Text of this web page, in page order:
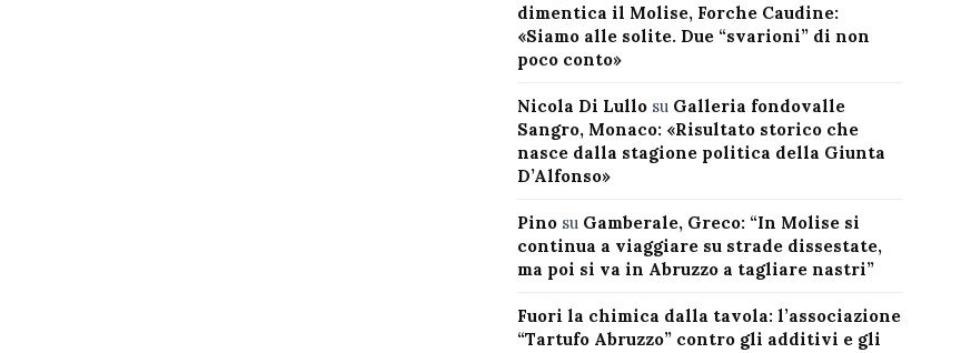
dimentica il Molise, Forche Caudine:
«Siamo alle solite. Due “svarioni” di non
poco conto»
Nicola Di Lullosu Galleria fondovalle
Sangro, Monaco: «Risultato storico che
nasce dalla stagione politica della Giunta
D’Alfonso»
Pinosu Gamberale, Greco: “In Molise si
continua a viaggiare su strade dissestate,
ma poi si va in Abruzzo a tagliare nastri”
Fuori la chimica dalla tavola: l’associazione
“Tartufo Abruzzo” contro gli additivi e gli